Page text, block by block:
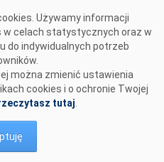
Używamy informacji
w celach statystycznych oraz w
do indywidualnych potrzeb
można zmienić ustawienia
cookies i o ochronie Twojej
tutaj